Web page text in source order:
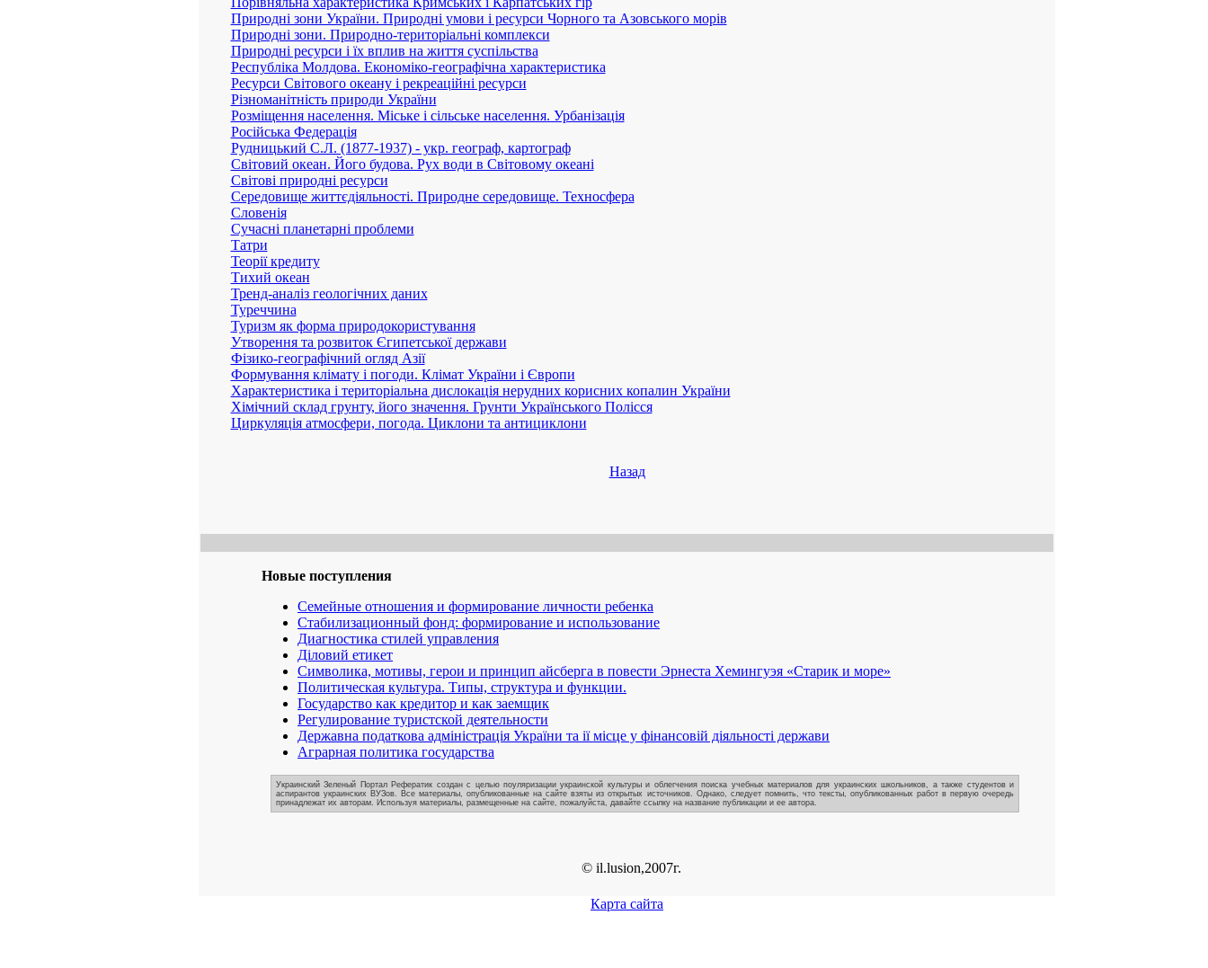
Природні зони України. Природні умови і ресурси Чорного та Азовського морів
Природні зони. Природно-територіальні комплекси
Природні ресурси і їх вплив на життя суспільства
Республіка Молдова. Економіко-географічна характеристика
Ресурси Світового океану і рекреаційні ресурси
Різноманітність природи України
Розміщення населення. Міське і сільське населення. Урбанізація
Російська Федерація
Рудницький С.Л. (1877-1937) - укр. географ, картограф
Світовий океан. Його будова. Рух води в Світовому океані
Світові природні ресурси
Середовище життєдіяльності. Природне середовище. Техносфера
Словенія
Сучасні планетарні проблеми
Татри
Теорії кредиту
Тихий океан
Тренд-аналіз геологічних даних
Туреччина
Туризм як форма природокористування
Утворення та розвиток Єгипетської держави
Фізико-географічний огляд Азії
Формування клімату і погоди. Клімат України і Європи
Характеристика і територіальна дислокація нерудних корисних копалин України
Хімічний склад грунту, його значення. Грунти Українського Полісся
Циркуляція атмосфери, погода. Циклони та антициклони
Назад
Новые поступления
Семейные отношения и формирование личности ребенка
Стабилизационный фонд: формирование и использование
Диагностика стилей управления
Діловий етикет
Символика, мотивы, герои и принцип айсберга в повести Эрнеста Хемингуэя «Старик и море»
Политическая культура. Типы, структура и функции.
Государство как кредитор и как заемщик
Регулирование туристской деятельности
Державна податкова адміністрація України та ії місце у фінансовій діяльності держави
Аграрная политика государства
Украинский Зеленый Портал Рефератик создан с целью поуляризации украинской культуры и облегчения поиска учебных материалов для украинских школьников, а также студентов и
аспирантов украинских ВУЗов. Все материалы, опубликованные на сайте взяты из открытых источников. Однако, следует помнить, что тексты, опубликованных работ в первую очередь
принадлежат их авторам. Используя материалы, размещенные на сайте, пожалуйста, давайте ссылку на название публикации и ее автора.
© il.lusion,2007г.
Карта сайта